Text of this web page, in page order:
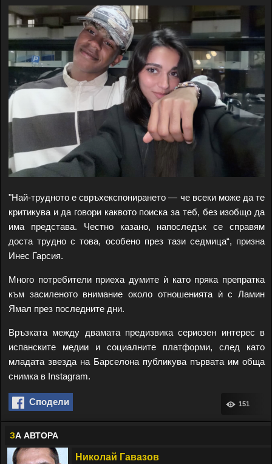
"Най-трудното е свръхекспонирането — че всеки може да те
критикува и да говори каквото поиска за теб, без изобщо да
има представа. Честно казано, напоследък се справям
доста трудно с това, особено през тази седмица“, призна
Инес Гарсия.
Много потребители приеха думите ѝ като пряка препратка
към засиленото внимание около отношенията ѝ с Ламин
Ямал през последните дни.
Връзката между двамата предизвика сериозен интерес в
испанските медии и социалните платформи, след като
младата звезда на Барселона публикува първата им обща
снимка в Instagram.
Сподели 151
ЗА АВТОРА
Николай Гавазов